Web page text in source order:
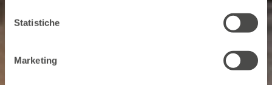
Statistiche
Marketing